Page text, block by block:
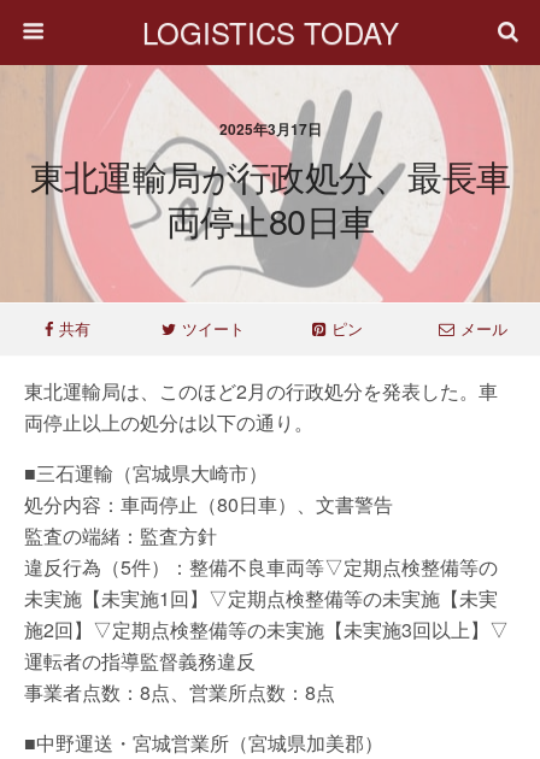
LOGISTICS TODAY
2025年3月17日
東北運輸局が行政処分、最長車
両停止80日車
共有 ツイート ピン メール
東北運輸局は、このほど2月の行政処分を発表した。車
両停止以上の処分は以下の通り。
■三石運輸（宮城県大崎市）
処分内容：車両停止（80日車）、文書警告
監査の端緒：監査方針
違反行為（5件）：整備不良車両等▽定期点検整備等の
未実施【未実施1回】▽定期点検整備等の未実施【未実
施2回】▽定期点検整備等の未実施【未実施3回以上】▽
運転者の指導監督義務違反
事業者点数：8点、営業所点数：8点
■中野運送・宮城営業所（宮城県加美郡）